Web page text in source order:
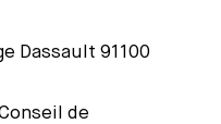
Dassault 91100
de